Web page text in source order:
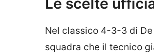
Nel classico 4-3-3 di De
squadra che il tecnico